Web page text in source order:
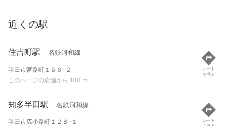
近くの駅
住吉町駅 名鉄河和線
半田市宮路町１５６-２
このページの店舗から 100 m
ルート
を見る
知多半田駅 名鉄河和線
半田市広小路町１２８-１
ルート